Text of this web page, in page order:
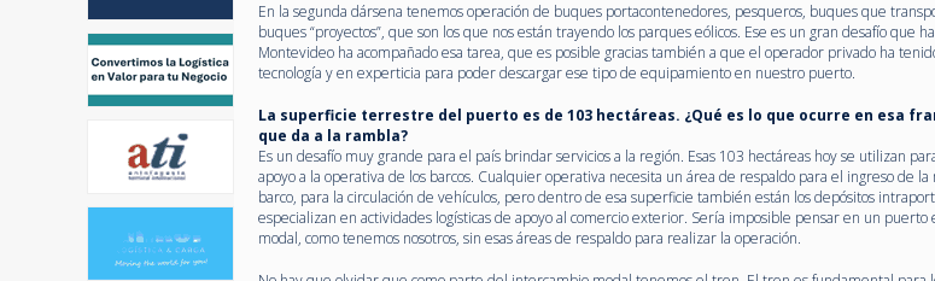
En la segunda dársena tenemos operación de buques portacontenedores, pesqueros, buques que
buques “proyectos”, que son los que nos están trayendo los parques eólicos. Ese es un gran desafío que
Montevideo ha acompañado esa tarea, que es posible gracias también a que el operador privado ha
tecnología y en experticia para poder descargar ese tipo de equipamiento en nuestro puerto.
La superficie terrestre del puerto es de 103 hectáreas. ¿Qué es lo que ocurre en esa
que da a la rambla?
Es un desafío muy grande para el país brindar servicios a la región. Esas 103 hectáreas hoy se utilizan
apoyo a la operativa de los barcos. Cualquier operativa necesita un área de respaldo para el ingreso de
barco, para la circulación de vehículos, pero dentro de esa superficie también están los depósitos
especializan en actividades logísticas de apoyo al comercio exterior. Sería imposible pensar en un
modal, como tenemos nosotros, sin esas áreas de respaldo para realizar la operación.